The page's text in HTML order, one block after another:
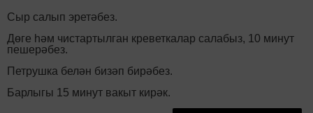
Сыр салып эретәбез.
Дөге һәм чистартылган креветкалар салабыз, 10 минут
пешерәбез.
Петрушка белән бизәп бирәбез.
Барлыгы 15 минут вакыт кирәк.